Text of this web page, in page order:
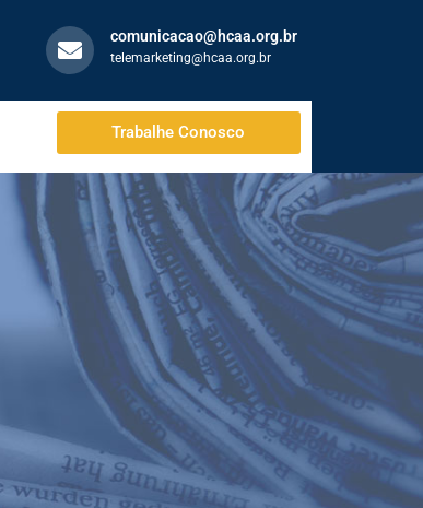
comunicacao@hcaa.org.br
telemarketing@hcaa.org.br
Trabalhe Conosco